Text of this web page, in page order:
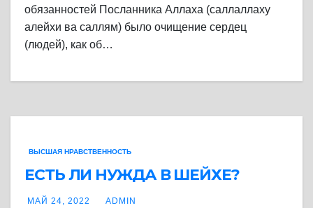
обязанностей Посланника Аллаха (саллаллаху
алейхи ва саллям) было очищение сердец
(людей), как об…
ВЫСШАЯ НРАВСТВЕННОСТЬ
ЕСТЬ ЛИ НУЖДА В ШЕЙХЕ?
МАЙ 24, 2022 ADMIN